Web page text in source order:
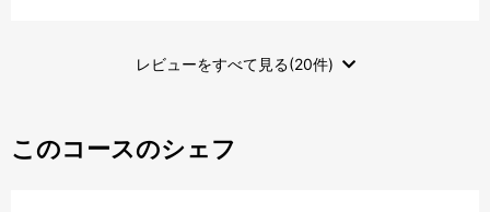
レビューをすべて見る(20件)
このコースのシェフ